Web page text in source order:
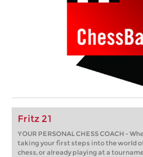
Fritz 21
YOUR PERSONAL CHESS COACH -
taking your first steps into the world
chess, or already playing at a